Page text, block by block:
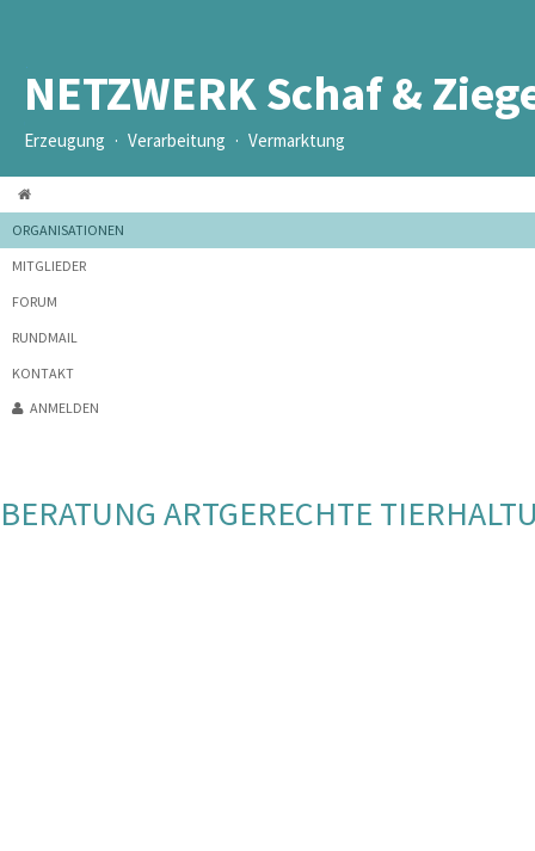
NETZWERK Schaf &
Erzeugung · Verarbeitung · Vermarktung
ORGANISATIONEN
MITGLIEDER
FORUM
RUNDMAIL
KONTAKT
ANMELDEN
BERATUNG ARTGERECHTE